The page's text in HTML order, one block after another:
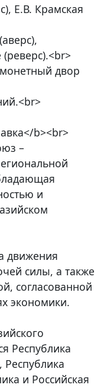
Е.В. Крамская
двор
b><br>
–
и
движения
силы, а также
согласованной
экономики.
Республика
Республика
и Российская